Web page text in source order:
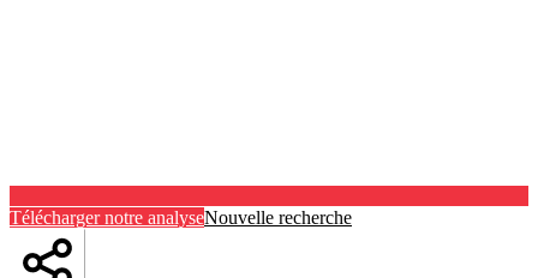
Télécharger notre analyseNouvelle recherche